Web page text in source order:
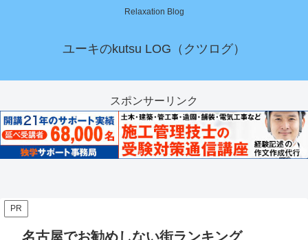
Relaxation Blog
ユーキのkutsu LOG（クツログ）
スポンサーリンク
PR
名古屋でお勧めしない街ランキング